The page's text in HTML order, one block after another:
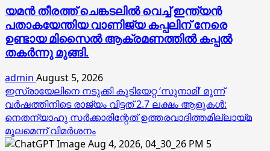
യമൻ തീരത്ത് ചെങ്കടലിൽ വെച്ച് ഇന്ത്യൻ
പതാകയേന്തിയ വാണിജ്യ കപ്പലിന് നേരെ
ഉണ്ടായ മിസൈൽ ആക്രമണത്തിൽ കപ്പൽ
തകർന്നു മുങ്ങി.
admin August 5, 2026
ഇസ്രായേലിനെ നടുക്കി കുടിയേറ്റ ‘സുനാമി’ മൂന്ന്
വർഷത്തിനിടെ രാജ്യം വിട്ടത് 2.7 ലക്ഷം ആളുകൾ:
നെതന്യാഹു സർക്കാരിന്റേത് ഉത്തരവാദിത്തമില്ലായ്മ
മൂലമെന്ന് വിമർശനം
5